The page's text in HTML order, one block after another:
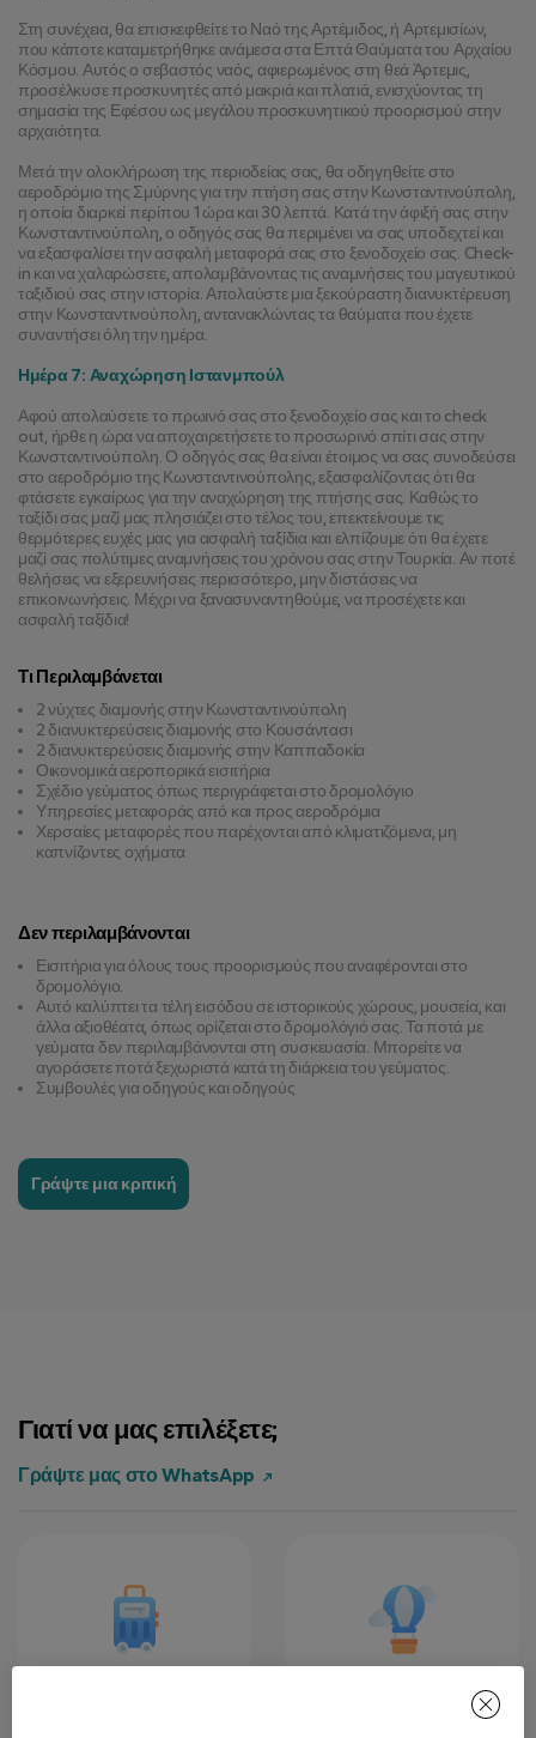
Στη συνέχεια, θα επισκεφθείτε το Ναό της Αρτέμιδος, ή Αρτεμισίων,
που κάποτε καταμετρήθηκε ανάμεσα στα Επτά Θαύματα του Αρχαίου
Κόσμου. Αυτός ο σεβαστός ναός, αφιερωμένος στη θεά Άρτεμις,
προσέλκυσε προσκυνητές από μακριά και πλατιά, ενισχύοντας τη
σημασία της Εφέσου ως μεγάλου προσκυνητικού προορισμού στην
αρχαιότητα.
Μετά την ολοκλήρωση της περιοδείας σας, θα οδηγηθείτε στο
αεροδρόμιο της Σμύρνης για την πτήση σας στην Κωνσταντινούπολη,
η οποία διαρκεί περίπου 1 ώρα και 30 λεπτά. Κατά την άφιξή σας στην
Κωνσταντινούπολη, ο οδηγός σας θα περιμένει να σας υποδεχτεί και
να εξασφαλίσει την ασφαλή μεταφορά σας στο ξενοδοχείο σας. Check-
in και να χαλαρώσετε, απολαμβάνοντας τις αναμνήσεις του μαγευτικού
ταξιδιού σας στην ιστορία. Απολαύστε μια ξεκούραστη διανυκτέρευση
στην Κωνσταντινούπολη, αντανακλώντας τα θαύματα που έχετε
συναντήσει όλη την ημέρα.
Ημέρα 7: Αναχώρηση Ιστανμπούλ
Αφού απολαύσετε το πρωινό σας στο ξενοδοχείο σας και το check
out, ήρθε η ώρα να αποχαιρετήσετε το προσωρινό σπίτι σας στην
Κωνσταντινούπολη. Ο οδηγός σας θα είναι έτοιμος να σας συνοδεύσει
στο αεροδρόμιο της Κωνσταντινούπολης, εξασφαλίζοντας ότι θα
φτάσετε εγκαίρως για την αναχώρηση της πτήσης σας. Καθώς το
ταξίδι σας μαζί μας πλησιάζει στο τέλος του, επεκτείνουμε τις
θερμότερες ευχές μας για ασφαλή ταξίδια και ελπίζουμε ότι θα έχετε
μαζί σας πολύτιμες αναμνήσεις του χρόνου σας στην Τουρκία. Αν ποτέ
θελήσεις να εξερευνήσεις περισσότερο, μην διστάσεις να
επικοινωνήσεις. Μέχρι να ξανασυναντηθούμε, να προσέχετε και
ασφαλή ταξίδια!
Τι Περιλαμβάνεται
2 νύχτες διαμονής στην Κωνσταντινούπολη
2 διανυκτερεύσεις διαμονής στο Κουσάντασι
2 διανυκτερεύσεις διαμονής στην Καππαδοκία
Οικονομικά αεροπορικά εισιτήρια
Σχέδιο γεύματος όπως περιγράφεται στο δρομολόγιο
Υπηρεσίες μεταφοράς από και προς αεροδρόμια
Χερσαίες μεταφορές που παρέχονται από κλιματιζόμενα, μη
καπνίζοντες οχήματα
Δεν περιλαμβάνονται
Εισιτήρια για όλους τους προορισμούς που αναφέρονται στο
δρομολόγιο.
Αυτό καλύπτει τα τέλη εισόδου σε ιστορικούς χώρους, μουσεία, και
άλλα αξιοθέατα, όπως ορίζεται στο δρομολόγιό σας. Τα ποτά με
γεύματα δεν περιλαμβάνονται στη συσκευασία. Μπορείτε να
αγοράσετε ποτά ξεχωριστά κατά τη διάρκεια του γεύματος.
Συμβουλές για οδηγούς και οδηγούς
Γράψτε μια κριτική
Γιατί να μας επιλέξετε;
Γράψτε μας στο WhatsApp